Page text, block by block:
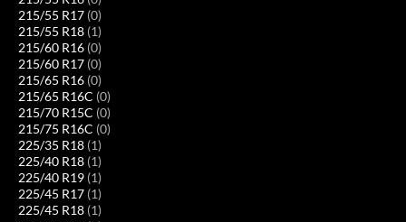
215/55 R17 (0)
215/55 R18 (1)
215/60 R16 (0)
215/60 R17 (0)
215/65 R16 (0)
215/65 R16C (0)
215/70 R15C (0)
215/75 R16C (0)
225/35 R18 (1)
225/40 R18 (1)
225/40 R19 (1)
225/45 R17 (1)
225/45 R18 (1)